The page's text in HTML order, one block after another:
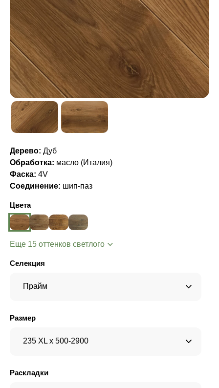
Дерево: Дуб
Обработка: масло (Италия)
Фаска: 4V
Соединение: шип-паз
Цвета
Еще 15 оттенков светлого
Селекция
Прайм
Размер
235 XL x 500-2900
Раскладки